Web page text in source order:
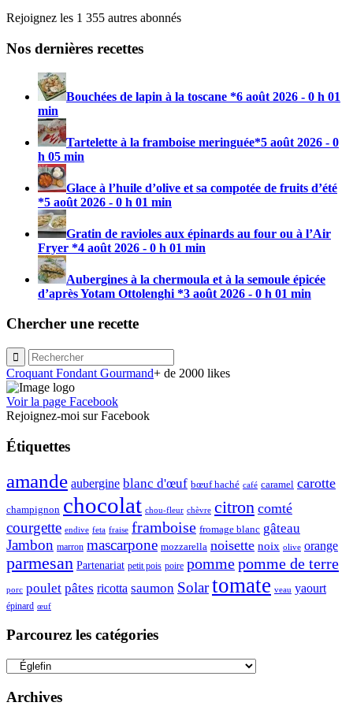
Rejoignez les 1 355 autres abonnés
Nos dernières recettes
Bouchées de lapin à la toscane *6 août 2026 - 0 h 01
min
Tartelette à la framboise meringuée*5 août 2026 - 0
h 05 min
Glace à l’huile d’olive et sa compotée de fruits d’été
*5 août 2026 - 0 h 01 min
Gratin de ravioles aux épinards au four ou à l’Air
Fryer *4 août 2026 - 0 h 01 min
Aubergines à la chermoula et à la semoule épicée
d’après Yotam Ottolenghi *3 août 2026 - 0 h 01 min
Chercher une recette
Croquant Fondant Gourmand+ de 2000 likes
Voir la page Facebook
Rejoignez-moi sur Facebook
Étiquettes
amande aubergine blanc d'œuf bœuf haché café caramel carotte
champignon chocolat chou-fleur chèvre citron comté
courgette endive feta fraise framboise fromage blanc gâteau
Jambon marron mascarpone mozzarella noisette noix olive orange
parmesan Partenariat petit pois poire pommepomme de terre
porc poulet pâtes ricotta saumon Solartomate veau yaourt
épinard œuf
Parcourez les catégories
Parcourez
catégories
Archives